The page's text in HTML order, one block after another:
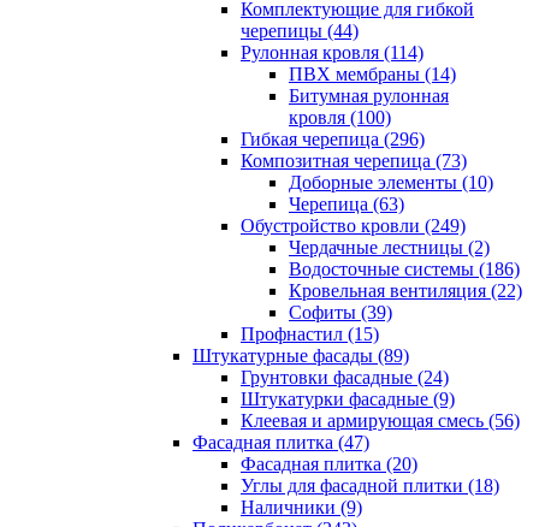
Комплектующие для гибкой
черепицы (44)
Рулонная кровля (114)
ПВХ мембраны (14)
Битумная рулонная
кровля (100)
Гибкая черепица (296)
Композитная черепица (73)
Доборные элементы (10)
Черепица (63)
Обустройство кровли (249)
Чердачные лестницы (2)
Водосточные системы (186)
Кровельная вентиляция (22)
Cофиты (39)
Профнастил (15)
Штукатурные фасады (89)
Грунтовки фасадные (24)
Штукатурки фасадные (9)
Клеевая и армирующая смесь (56)
Фасадная плитка (47)
Фасадная плитка (20)
Углы для фасадной плитки (18)
Наличники (9)